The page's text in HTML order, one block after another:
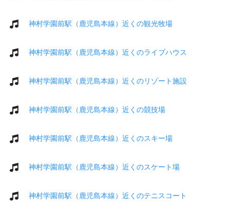
神村学園前駅（鹿児島本線）近くの観光牧場
神村学園前駅（鹿児島本線）近くのライブハウス
神村学園前駅（鹿児島本線）近くのリゾート施設
神村学園前駅（鹿児島本線）近くの競技場
神村学園前駅（鹿児島本線）近くのスキー場
神村学園前駅（鹿児島本線）近くのスケート場
神村学園前駅（鹿児島本線）近くのテニスコート